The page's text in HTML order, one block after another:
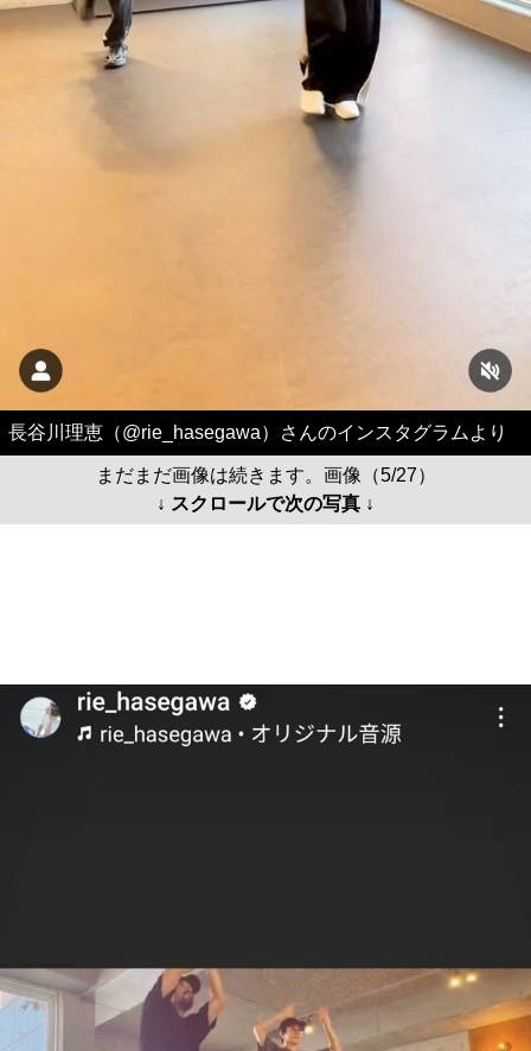
長谷川理恵（@rie_hasegawa）さんのインスタグラムより
まだまだ画像は続きます。画像（5/27）
↓ スクロールで次の写真 ↓